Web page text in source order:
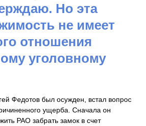
Но эта
не имеет
отношения
уголовному
Федотов был осужден, встал вопрос
ущерба. Сначала он
РАО забрать замок в счет